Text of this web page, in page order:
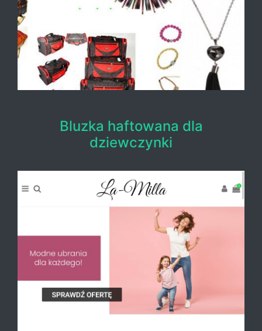
Bluzka haftowana dla
dziewczynki